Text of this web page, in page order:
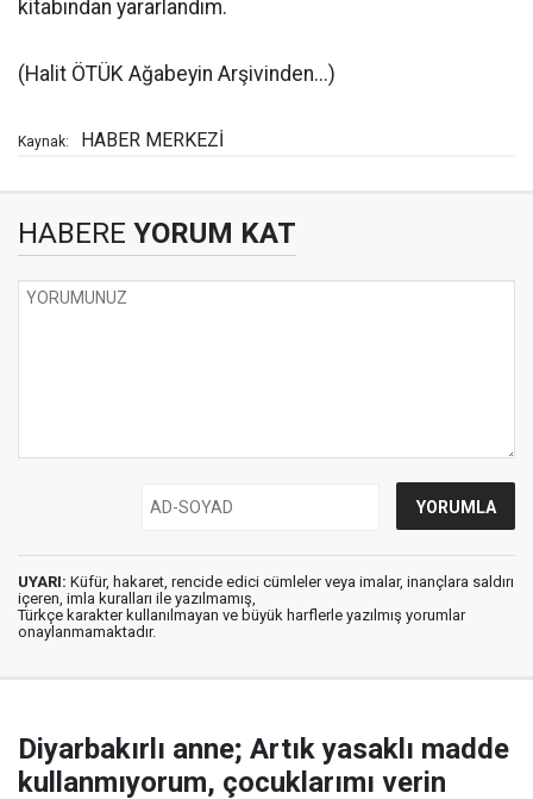
kitabından yararlandım.
(Halit ÖTÜK Ağabeyin Arşivinden...)
Kaynak: HABER MERKEZİ
HABERE YORUM KAT
UYARI: Küfür, hakaret, rencide edici cümleler veya imalar, inançlara saldırı
içeren, imla kuralları ile yazılmamış,
Türkçe karakter kullanılmayan ve büyük harflerle yazılmış yorumlar
onaylanmamaktadır.
Diyarbakırlı anne; Artık yasaklı madde
kullanmıyorum, çocuklarımı verin